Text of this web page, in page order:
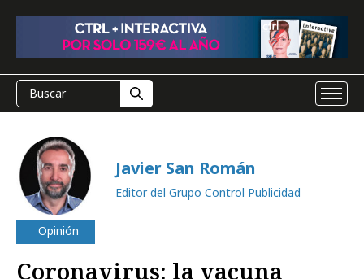
Javier San Román
Editor del Grupo Control Publicidad
Opinión
Coronavirus: la vacuna